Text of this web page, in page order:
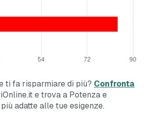
ti fa risparmiare di più? Confronta
e trova a Potenza e
adatte alle tue esigenze.